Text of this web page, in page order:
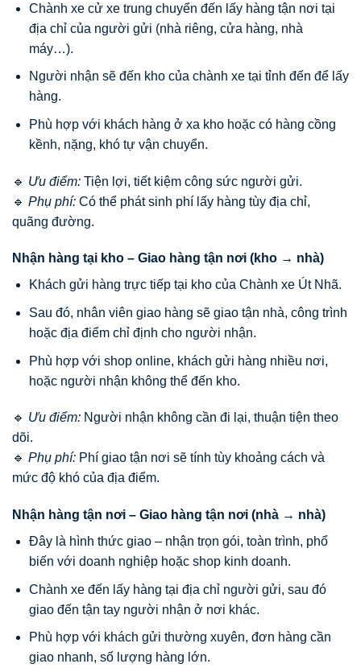
Chành xe cử xe trung chuyển đến lấy hàng tận nơi tại
địa chỉ của người gửi (nhà riêng, cửa hàng, nhà
máy…).
Người nhận sẽ đến kho của chành xe tại tỉnh đến để lấy
hàng.
Phù hợp với khách hàng ở xa kho hoặc có hàng cồng
kềnh, nặng, khó tự vận chuyển.
🔹 Ưu điểm: Tiện lợi, tiết kiệm công sức người gửi.
🔹 Phụ phí: Có thể phát sinh phí lấy hàng tùy địa chỉ,
quãng đường.
Nhận hàng tại kho – Giao hàng tận nơi (kho → nhà)
Khách gửi hàng trực tiếp tại kho của Chành xe Út Nhã.
Sau đó, nhân viên giao hàng sẽ giao tận nhà, công trình
hoặc địa điểm chỉ định cho người nhận.
Phù hợp với shop online, khách gửi hàng nhiều nơi,
hoặc người nhận không thể đến kho.
🔹 Ưu điểm: Người nhận không cần đi lại, thuận tiện theo
dõi.
🔹 Phụ phí: Phí giao tận nơi sẽ tính tùy khoảng cách và
mức độ khó của địa điểm.
Nhận hàng tận nơi – Giao hàng tận nơi (nhà → nhà)
Đây là hình thức giao – nhận trọn gói, toàn trình, phổ
biến với doanh nghiệp hoặc shop kinh doanh.
Chành xe đến lấy hàng tại địa chỉ người gửi, sau đó
giao đến tận tay người nhận ở nơi khác.
Phù hợp với khách gửi thường xuyên, đơn hàng cần
giao nhanh, số lượng hàng lớn.